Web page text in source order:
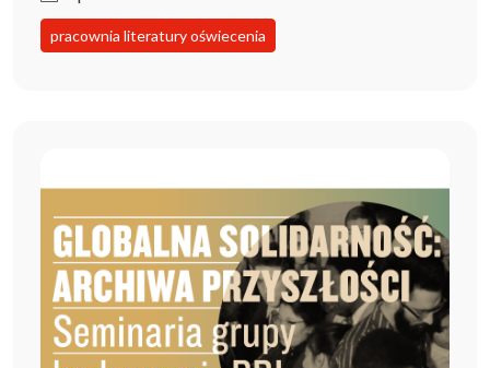
pracownia literatury oświecenia